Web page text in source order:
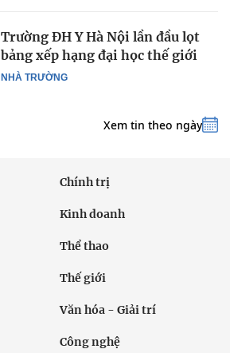
NHÀ TRƯỜNG
Trường ĐH Y Hà Nội lần đầu lọt
bảng xếp hạng đại học thế giới
Xem tin theo ngày
Chính trị
Kinh doanh
Thể thao
Thế giới
Văn hóa - Giải trí
Công nghệ